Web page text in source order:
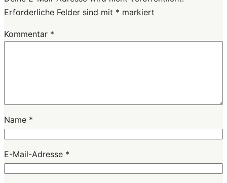
Erforderliche Felder sind mit * markiert
Kommentar *
Name *
E-Mail-Adresse *